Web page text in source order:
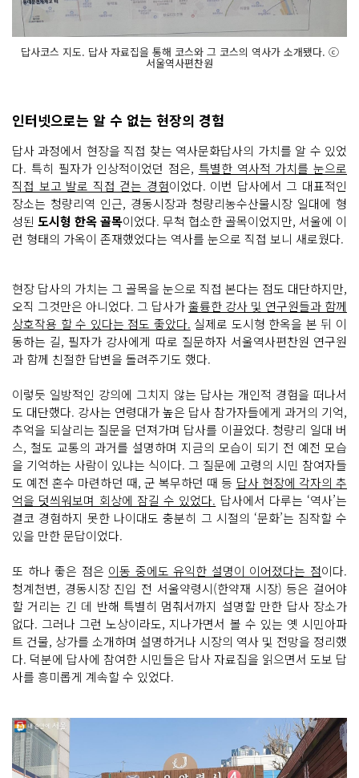
답사코스 지도. 답사 자료집을 통해 코스와 그 코스의 역사가 소개됐다. ⓒ
서울역사편찬원
인터넷으로는 알 수 없는 현장의 경험
답사 과정에서 현장을 직접 찾는 역사문화답사의 가치를 알 수 있었
다. 특히 필자가 인상적이었던 점은, 특별한 역사적 가치를 눈으로
직접 보고 발로 직접 걷는 경험이었다. 이번 답사에서 그 대표적인
장소는 청량리역 인근, 경동시장과 청량리농수산물시장 일대에 형
성된 도시형 한옥 골목이었다. 무척 협소한 골목이었지만, 서울에 이
런 형태의 가옥이 존재했었다는 역사를 눈으로 직접 보니 새로웠다.
현장 답사의 가치는 그 골목을 눈으로 직접 본다는 점도 대단하지만,
오직 그것만은 아니었다. 그 답사가훌륭한 강사 및 연구원들과 함께
상호작용 할 수 있다는 점도 좋았다. 실제로 도시형 한옥을 본 뒤 이
동하는 길, 필자가 강사에게 따로 질문하자 서울역사편찬원 연구원
과 함께 친절한 답변을 돌려주기도 했다.
이렇듯 일방적인 강의에 그치지 않는 답사는 개인적 경험을 떠나서
도 대단했다. 강사는 연령대가 높은 답사 참가자들에게 과거의 기억,
추억을 되살리는 질문을 던져가며 답사를 이끌었다. 청량리 일대 버
스, 철도 교통의 과거를 설명하며 지금의 모습이 되기 전 예전 모습
을 기억하는 사람이 있냐는 식이다. 그 질문에 고령의 시민 참여자들
도 예전 혼수 마련하던 때, 군 복무하던 때 등 답사 현장에 각자의 추
억을 덧씌워보며 회상에 잠길 수 있었다. 답사에서 다루는 ‘역사’는
결코 경험하지 못한 나이대도 충분히 그 시절의 ‘문화’는 짐작할 수
있을 만한 문답이었다.
또 하나 좋은 점은 이동 중에도 유익한 설명이 이어졌다는 점이다.
청계천변, 경동시장 진입 전 서울약령시(한약재 시장) 등은 걸어야
할 거리는 긴 데 반해 특별히 멈춰서까지 설명할 만한 답사 장소가
없다. 그러나 그런 노상이라도, 지나가면서 볼 수 있는 옛 시민아파
트 건물, 상가를 소개하며 설명하거나 시장의 역사 및 전망을 정리했
다. 덕분에 답사에 참여한 시민들은 답사 자료집을 읽으면서 도보 답
사를 흥미롭게 계속할 수 있었다.